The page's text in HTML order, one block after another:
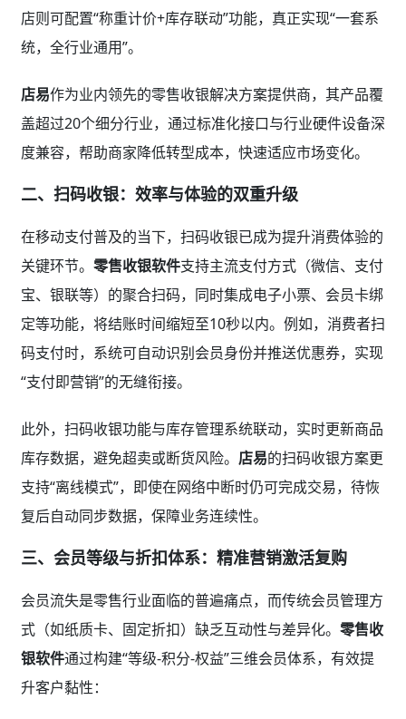
店则可配置“称重计价+库存联动”功能，真正实现“一套系
统，全行业通用”。
店易作为业内领先的零售收银解决方案提供商，其产品覆
盖超过20个细分行业，通过标准化接口与行业硬件设备深
度兼容，帮助商家降低转型成本，快速适应市场变化。
二、扫码收银：效率与体验的双重升级
在移动支付普及的当下，扫码收银已成为提升消费体验的
关键环节。 零售收银软件支持主流支付方式（微信、支付
宝、银联等）的聚合扫码，同时集成电子小票、会员卡绑
定等功能，将结账时间缩短至10秒以内。例如，消费者扫
码支付时，系统可自动识别会员身份并推送优惠券，实现
“支付即营销”的无缝衔接。
此外，扫码收银功能与库存管理系统联动，实时更新商品
库存数据，避免超卖或断货风险。 店易的扫码收银方案更
支持“离线模式”，即使在网络中断时仍可完成交易，待恢
复后自动同步数据，保障业务连续性。
三、会员等级与折扣体系：精准营销激活复购
会员流失是零售行业面临的普遍痛点，而传统会员管理方
式（如纸质卡、固定折扣）缺乏互动性与差异化。 零售收
银软件通过构建“等级-积分-权益”三维会员体系，有效提
升客户黏性：